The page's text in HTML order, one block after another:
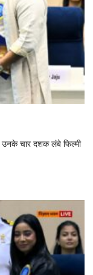
उनके चार दशक लंबे फिल्मी